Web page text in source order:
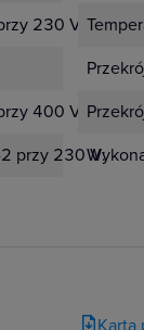
230 V:10 kA
400 V:10 kA
przy 230 V:
20 kA
Karta